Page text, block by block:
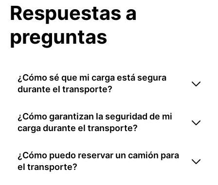
Respuestas a
preguntas
¿Cómo sé que mi carga está segura
durante el transporte?
¿Cómo garantizan la seguridad de mi
carga durante el transporte?
¿Cómo puedo reservar un camión para
el transporte?